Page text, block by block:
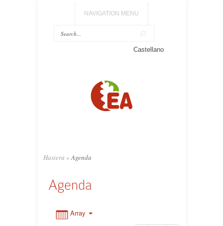
NAVIGATION MENU
Castellano
Hasiera » Agenda
Agenda
Array